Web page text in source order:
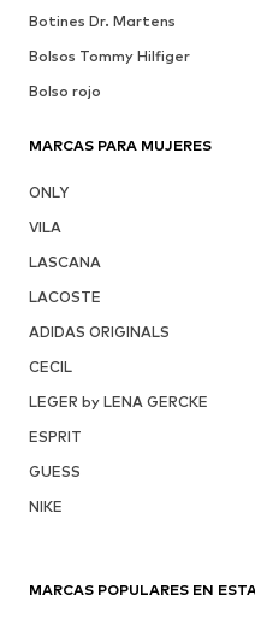
Botines Dr. Martens
Bolsos Tommy Hilfiger
Bolso rojo
MARCAS PARA MUJERES
ONLY
VILA
LASCANA
LACOSTE
ADIDAS ORIGINALS
CECIL
LEGER by LENA GERCKE
ESPRIT
GUESS
NIKE
MARCAS POPULARES EN